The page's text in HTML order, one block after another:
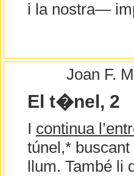
i la nostra—
Joan F.
El t�nel, 2
I continua
túnel,*
llum. També li